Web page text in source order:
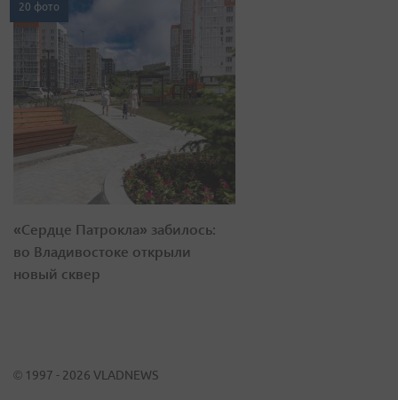
20 фото
«Сердце Патрокла» забилось:
во Владивостоке открыли
новый сквер
© 1997 - 2026 VLADNEWS